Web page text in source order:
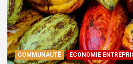
COMMUNAUTÉ ECONOMIE